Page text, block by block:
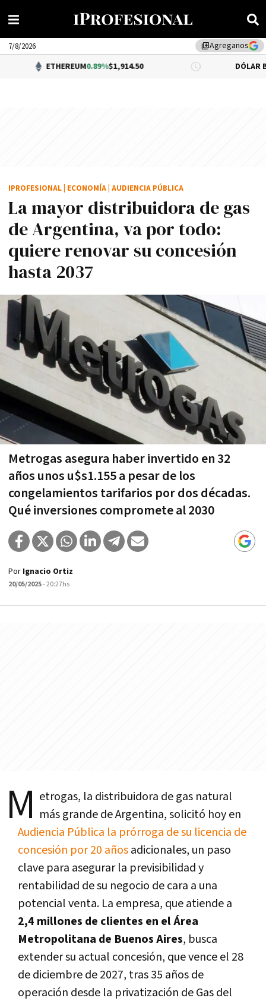
library_addAgreganos
7/8/2026
0.89%$1,914.50 DÓLAR BNA 0.34%
La mayor distribuidora de gas
de Argentina, va por todo:
quiere renovar su concesión
hasta 2037
Metrogas asegura haber invertido en 32
años unos u$s1.155 a pesar de los
congelamientos tarifarios por dos décadas.
Qué inversiones compromete al 2030
IPROFESIONAL ECONOMÍA AUDIENCIA PÚBLICA
Por Ignacio Ortiz
20/05/2025- 20:27hs
M etrogas, la distribuidora de gas natural
más grande de Argentina, solicitó hoy en
Audiencia Pública la prórroga de su licencia de
concesión por 20 añosadicionales, un paso
clave para asegurar la previsibilidad y
rentabilidad de su negocio de cara a una
potencial venta. La empresa, que atiende a
2,4 millones de clientes en el Área
Metropolitana de Buenos Aires, busca
extender su actual concesión, que vence el 28
de diciembre de 2027, tras 35 años de
operación desde la privatización de Gas del